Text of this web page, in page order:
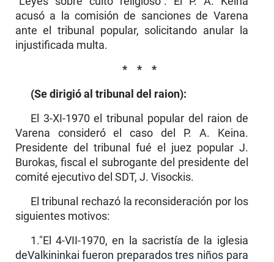
acusó a la comisión de sanciones de Varena
ante el tribunal popular, solicitando anular la
injustificada multa.
* * *
(Se dirigió al tribunal del raion):
El 3-XI-1970 el tribunal popular del raion de
Varena consideró el caso del P. A. Keina.
Presidente del tribunal fué el juez popular J.
Burokas, fiscal el subrogante del presidente del
comité ejecutivo del SDT, J. Visockis.
El tribunal rechazó la reconsideración por los
siguientes motivos:
1."El 4-VII-1970, en la sacristía de la iglesia
deValkininkai fueron preparados tres niños para